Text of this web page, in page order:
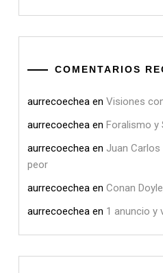
COMENTARIOS
aurrecoechea en Visiones
aurrecoechea en Foralismo y
aurrecoechea en Juan Carlos
peor
aurrecoechea en Conan
aurrecoechea en 1 anuncio y